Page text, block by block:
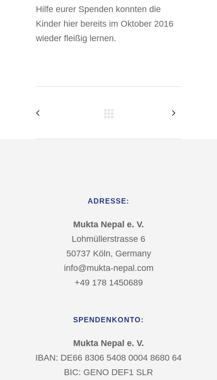
Hilfe eurer Spenden konnten die
Kinder hier bereits im Oktober 2016
wieder fleißig lernen.
ADRESSE:
Mukta Nepal e. V.
Lohmüllerstrasse 6
50737 Köln, Germany
info@mukta-nepal.com
+49 178 1450689
SPENDENKONTO:
Mukta Nepal e. V.
IBAN: DE66 8306 5408 0004 8680 64
BIC: GENO DEF1 SLR